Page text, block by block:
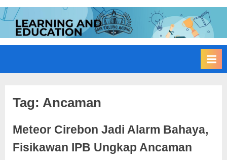
Skip
to
content
I
A
N
u
n
Edukasi
Membangun
Tag: Ancaman
Meteor Cirebon Jadi Alarm Bahaya,
Fisikawan IPB Ungkap Ancaman